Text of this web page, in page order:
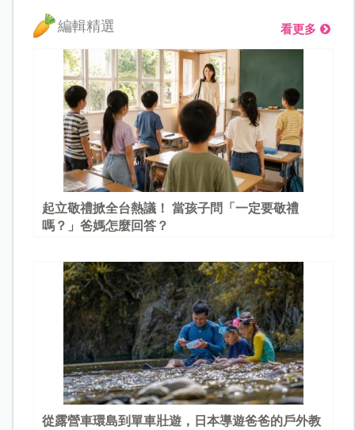
編輯精選 看更多
起立敬禮掀全台熱議！ 當孩子問「一定要敬禮
嗎？」爸媽怎麼回答？
從露營車環島到單車壯遊，日本導遊爸爸的戶外教